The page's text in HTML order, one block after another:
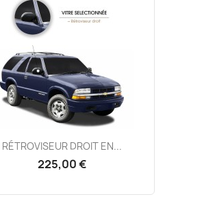
RÉTROVISEUR DROIT EN...
225,00 €